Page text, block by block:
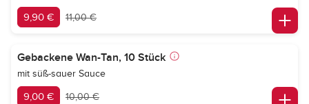
9,90 € 11,00 €
Gebackene Wan-Tan, 10 Stück
mit süß-sauer Sauce
9,00 € 10,00 €